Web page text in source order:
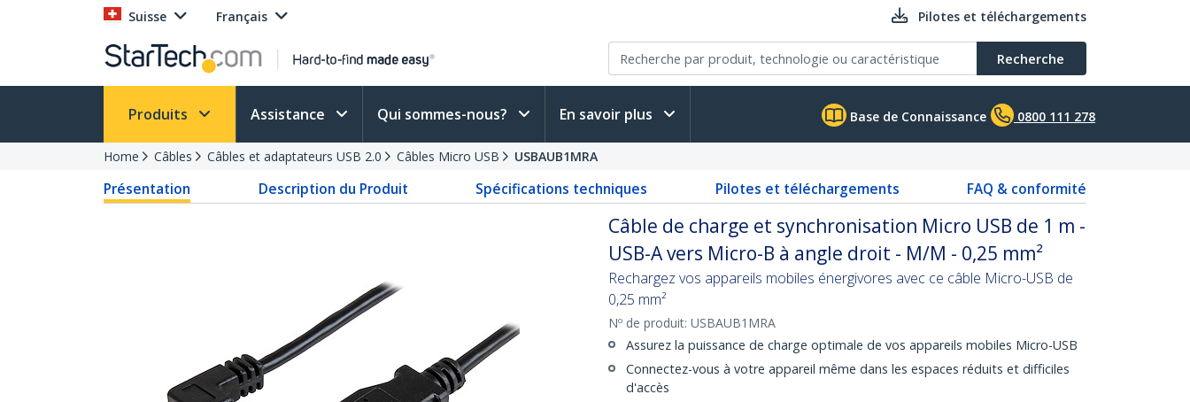
Suisse Français Pilotes et téléchargements
Recherche
Produits Assistance Qui sommes-nous? En savoir plus Base de Connaissance 0800 111 278
Home Câbles Câbles et adaptateurs USB 2.0 Câbles Micro USB USBAUB1MRA
Présentation Description du Produit Spécifications techniques Pilotes et téléchargements FAQ & conformité
Câble de charge et synchronisation Micro USB de 1 m -
USB-A vers Micro-B à angle droit - M/M - 0,25 mm²
Rechargez vos appareils mobiles énergivores avec ce câble Micro-USB de
0,25 mm²
Nº de produit: USBAUB1MRA
Assurez la puissance de charge optimale de vos appareils mobiles Micro-USB
Connectez-vous à votre appareil même dans les espaces réduits et difficiles
d'accès